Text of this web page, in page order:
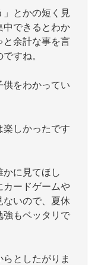
」とかの短く見
中できるとわか
と余計な事を言
すね。
供をわかってい
しかったです
に見てほし
カードゲームや
ないので、夏休
強もベッタリで
としたがりま